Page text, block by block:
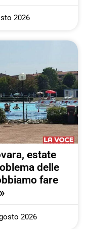
2026
estate
delle
fare
2026